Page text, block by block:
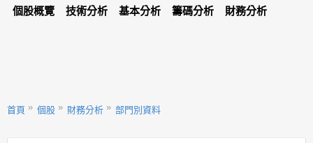
個股概覽 技術分析 基本分析 籌碼分析 財務分析
首頁 個股 財務分析 部門別資料